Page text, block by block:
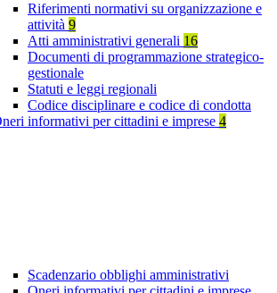
Riferimenti normativi su organizzazione e
attività 9
Atti amministrativi generali 16
Documenti di programmazione strategico-
gestionale
Statuti e leggi regionali
Codice disciplinare e codice di condotta
informativi per cittadini e imprese 4
Scadenzario obblighi amministrativi